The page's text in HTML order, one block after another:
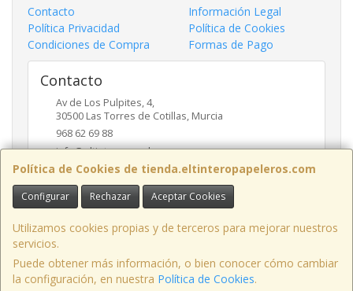
Política de Cookies de tienda.eltinteropapeleros.com
Configurar Rechazar Aceptar Cookies
Utilizamos cookies propias y de terceros para mejorar nuestros
servicios.
Puede obtener más información, o bien conocer cómo cambiar
la configuración, en nuestra Política de Cookies.
Contacto
Información Legal
Política Privacidad
Política de Cookies
Condiciones de Compra
Formas de Pago
Contacto
Av de Los Pulpites, 4,
30500 Las Torres de Cotillas, Murcia
968 62 69 88
info@eltinteropapeleros.com
Horario
8:00 a 14:00 - 17:00 a 20:30
, , , , España. - C.I.F.: B73424574 - Tfno: